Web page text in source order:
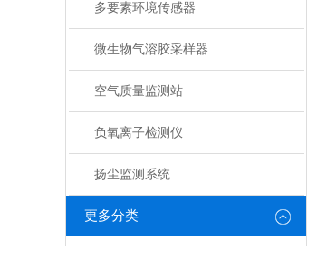
多要素环境传感器
微生物气溶胶采样器
空气质量监测站
负氧离子检测仪
扬尘监测系统
更多分类